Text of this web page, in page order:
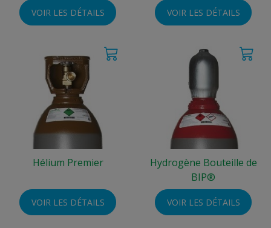
VOIR LES DÉTAILS VOIR LES DÉTAILS
Hélium Premier
VOIR LES DÉTAILS
Hydrogène Bouteille de
BIP®
VOIR LES DÉTAILS